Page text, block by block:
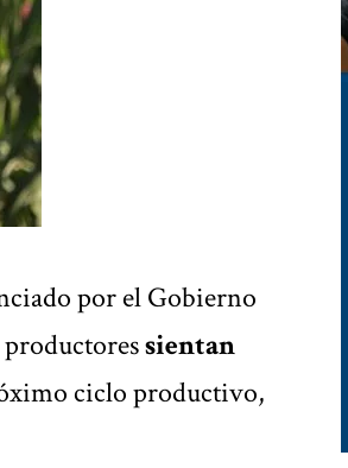
por el Gobierno
productoressientan
ciclo productivo,